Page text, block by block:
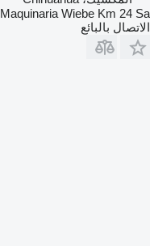
Maquinaria Wiebe Km 24 Sa
الاتصال بالبائع